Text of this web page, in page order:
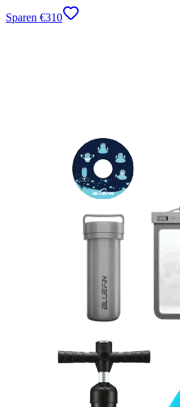
Sparen €310